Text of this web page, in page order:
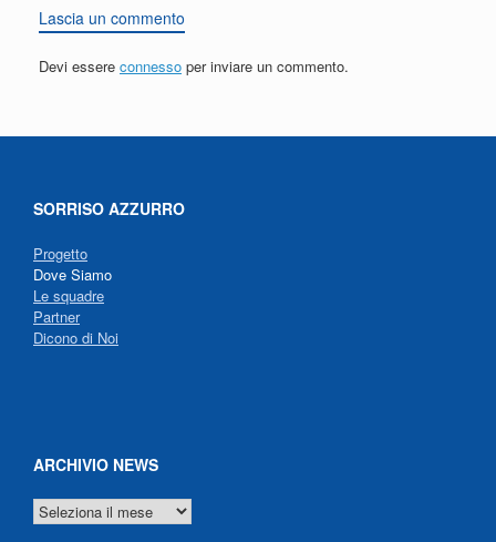
Lascia un commento
Devi essere connesso per inviare un commento.
SORRISO AZZURRO
Progetto
Dove Siamo
Le squadre
Partner
Dicono di Noi
ARCHIVIO NEWS
ARCHIVIO
NEWS